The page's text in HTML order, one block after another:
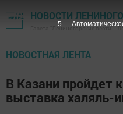
НОВОСТИ
Газета "Лениногорские вести" -
НОВОСТНАЯ ЛЕНТА
В Казани пройдет
выставка халяль-
3